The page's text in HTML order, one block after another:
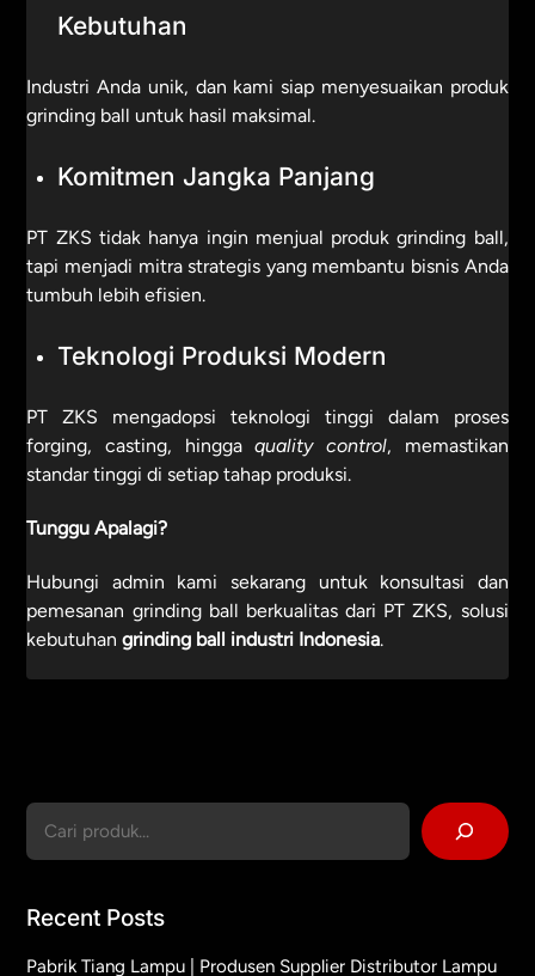
Kebutuhan
Industri Anda unik, dan kami siap menyesuaikan produk
grinding ball untuk hasil maksimal.
Komitmen Jangka Panjang
PT ZKS tidak hanya ingin menjual produk grinding ball,
tapi menjadi mitra strategis yang membantu bisnis Anda
tumbuh lebih efisien.
Teknologi Produksi Modern
PT ZKS mengadopsi teknologi tinggi dalam proses
forging, casting, hinggaquality control, memastikan
standar tinggi di setiap tahap produksi.
Tunggu Apalagi?
Hubungi admin kami sekarang untuk konsultasi dan
pemesanan grinding ball berkualitas dari PT ZKS, solusi
kebutuhangrinding ball industri Indonesia.
Cari
Recent Posts
Pabrik Tiang Lampu | Produsen Supplier Distributor Lampu